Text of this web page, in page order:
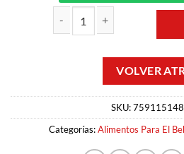
PASTINA PARA BEBÉS 250GR CAPRI
SKU:
Categorías:Alimentos Para El